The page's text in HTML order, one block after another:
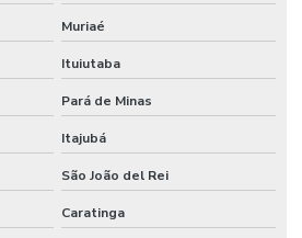
Predial
E Hidráulicos
Prediais
Hidráulicos
Muriaé
Ituiutaba
Pará de Minas
Itajubá
São João del Rei
Caratinga